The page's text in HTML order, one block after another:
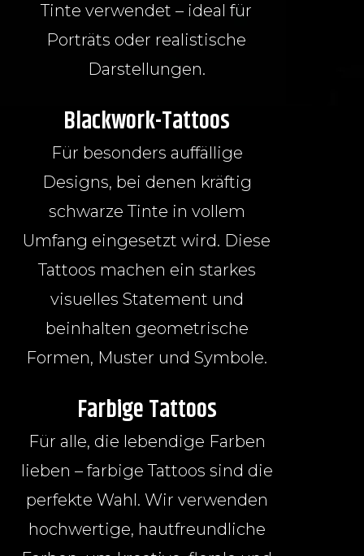
Tinte verwendet – ideal für
Porträts oder realistische
Darstellungen.
Blackwork-Tattoos
Für besonders auffällige
Designs, bei denen kräftig
schwarze Tinte in vollem
Umfang eingesetzt wird. Diese
Tattoos machen ein starkes
visuelles Statement und
beinhalten geometrische
Formen, Muster und Symbole.
Farbige Tattoos
Für alle, die lebendige Farben
lieben – farbige Tattoos sind die
perfekte Wahl. Wir verwenden
hochwertige, hautfreundliche